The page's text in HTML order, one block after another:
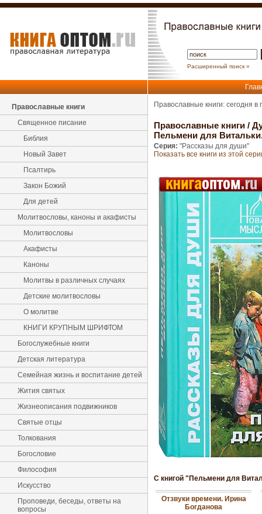
Расширенный поиск »
Православные книги
Священное писание
Библия
Новый Завет
Псалтирь
Закон Божий
Для детей
Молитвословы, каноны и акафисты
Молитвословы
Акафисты
Каноны
Молитвы в различных случаях
Детские молитвословы
О молитве
КНИГИ КРУПНЫМ ШРИФТОМ
Богослужебные книги
Детская литература
Семейная жизнь и воспитание детей
Жития святых
Жизнеописания подвижников
Святые отцы
Толкования
Богословие
Философия
Искусство
Проповеди, беседы, ответы на
вопросы
Православные книги: сегодня
Православные книги /
Пельмени для
Серия: "Рассказы для души"
Показать все книги из этой
С книгой "Пельмени для
Отзвуки времени. Ирина
Богданова